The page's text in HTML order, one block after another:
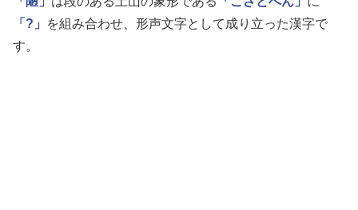
「?」
を組み合わせ、形声文字として成り立った漢字で
す。